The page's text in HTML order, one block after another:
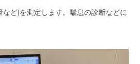
ど)を測定します。喘息の診断などに